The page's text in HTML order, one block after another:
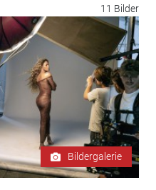
11 Bilder
Bildergalerie